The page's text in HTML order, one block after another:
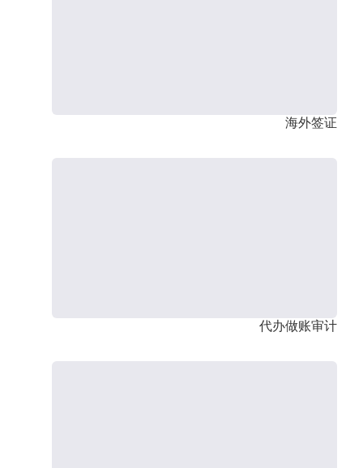
海外签证
代办做账审计